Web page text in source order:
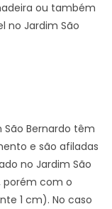
ou também
no Jardim São
Bernardo têm
e são afiladas
no Jardim São
porém com o
1 cm). No caso